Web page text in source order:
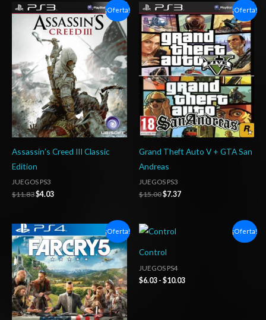
¡Oferta!
Assassin’s Creed III Classic
Edition
JUEGOS PS3
$11.83
El
precio
original
era:
$11.83.
$4.03
El
precio
actual
es:
$4.03.
¡Oferta!
Grand Theft Auto V + GTA San
Andreas
JUEGOS PS3
$15.00
El
precio
original
era:
$15.00.
$7.37
El
precio
actual
es:
$7.37.
¡Oferta!
Rango
de
precios:
desde
$6.03
hasta
$10.03
¡Oferta!
Control
JUEGOS PS4
$6.03 - $10.03$10.03